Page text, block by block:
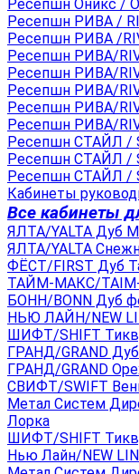
Ресепшн Оникс /
Ресепшн РИВА /
Ресепшн РИВА /
Ресепшн РИВА/
Ресепшн РИВА/
Ресепшн РИВА/
Ресепшн РИВА/
Ресепшн РИВА/
Ресепшн СТАЙЛ /
Ресепшн СТАЙЛ /
Ресепшн СТАЙЛ /
Кабинеты
Все кабинеты
ЯЛТА/YALTA Дуб
ЯЛТА/YALTA
ФЁСТ/FIRST Дуб
ТАЙМ-МАКС/TAIM-
БОНН/BONN Дуб
НЬЮ ЛАЙН/NEW
ШИФТ/SHIFT
ГРАНД/GRAND
ГРАНД/GRAND
СВИФТ/SWIFT
Метал Систем
Лорка
ШИФТ/SHIFT
Нью Лайн/NEW